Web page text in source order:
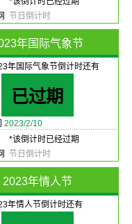
节日倒计时
年国际气象节
年国际气象节倒计时还有
已过期
2023/2/10
*该倒计时已经过期
节日倒计时
2023年情人节
年情人节倒计时还有